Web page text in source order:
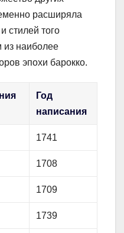
расширяла
стилей того
из наиболее
эпохи барокко.
Год
написания
1741
1708
1709
1739